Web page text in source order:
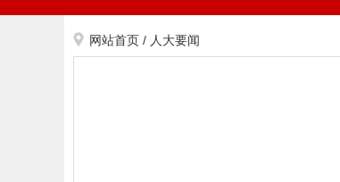
网站首页 / 人大要闻